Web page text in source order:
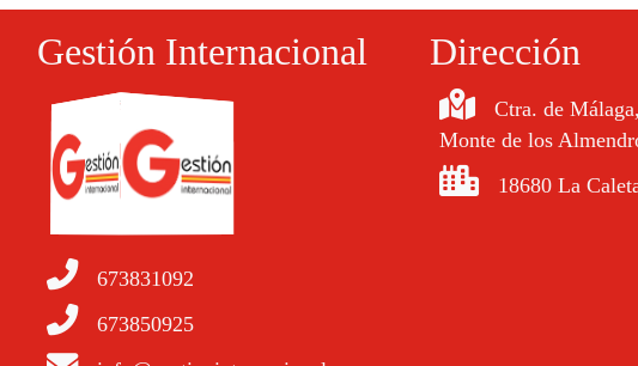
Gestión Internacional
673831092
673850925
Dirección
Ctra. de
Monte de los
18680 La